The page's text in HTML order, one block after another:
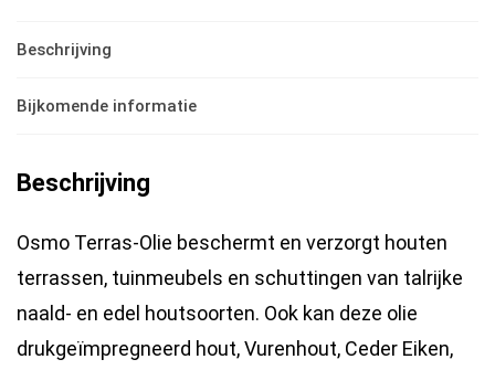
hoeveelheid
Beschrijving
Bijkomende informatie
Beschrijving
Osmo Terras-Olie beschermt en verzorgt houten
terrassen, tuinmeubels en schuttingen van talrijke
naald- en edel houtsoorten. Ook kan deze olie
drukgeïmpregneerd hout, Vurenhout, Ceder Eiken,